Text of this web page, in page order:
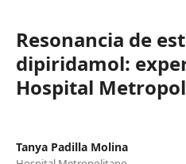
Resonancia de
dipiridamol:
Hospital
Tanya Padilla Molina